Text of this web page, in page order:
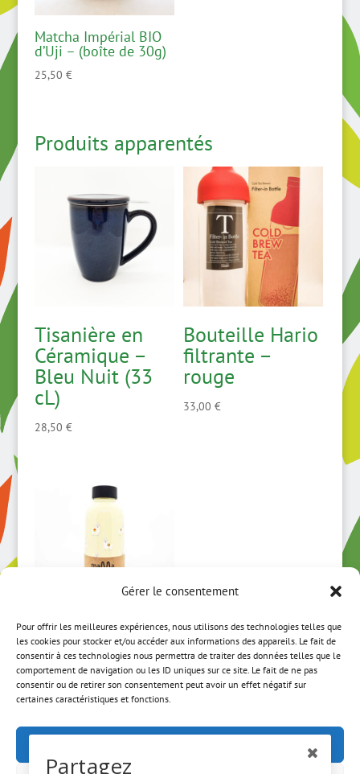
Gérer le consentement
Pour offrir les meilleures expériences, nous utilisons des technologies telles que
les cookies pour stocker et/ou accéder aux informations des appareils. Le fait de
consentir à ces technologies nous permettra de traiter des données telles que le
comportement de navigation ou les ID uniques sur ce site. Le fait de ne pas
consentir ou de retirer son consentement peut avoir un effet négatif sur
certaines caractéristiques et fonctions.
Matcha Impérial BIO
d’Uji – (boîte de 30g)
25,50 €
Produits apparentés
Tisanière en
Céramique –
Bleu Nuit (33
cL)
28,50 €
Bouteille Hario
filtrante –
rouge
33,00€
Mama Wata
Lama –
Thermos (47cl)
Partagez